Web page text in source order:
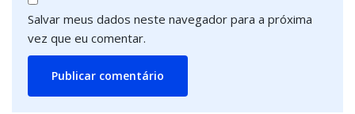
Salvar meus dados neste navegador para a próxima
vez que eu comentar.